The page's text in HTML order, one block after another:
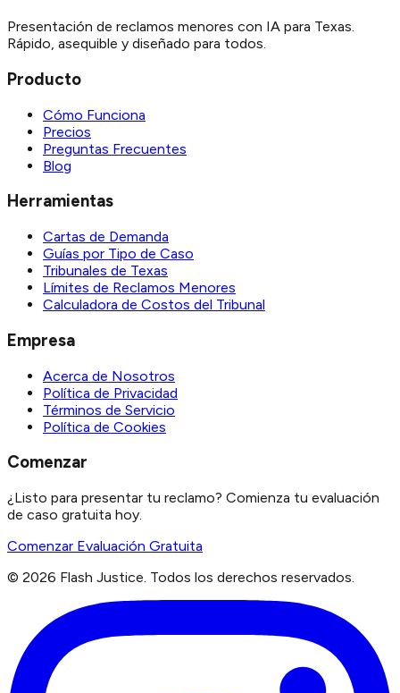
Presentación de reclamos menores con IA para Texas.
Rápido, asequible y diseñado para todos.
Producto
Cómo Funciona
Precios
Preguntas Frecuentes
Blog
Herramientas
Cartas de Demanda
Guías por Tipo de Caso
Tribunales de Texas
Límites de Reclamos Menores
Calculadora de Costos del Tribunal
Empresa
Acerca de Nosotros
Política de Privacidad
Términos de Servicio
Política de Cookies
Comenzar
¿Listo para presentar tu reclamo? Comienza tu evaluación
de caso gratuita hoy.
Comenzar Evaluación Gratuita
© 2026 Flash Justice. Todos los derechos reservados.